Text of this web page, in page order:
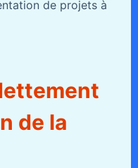
de projets à
de la